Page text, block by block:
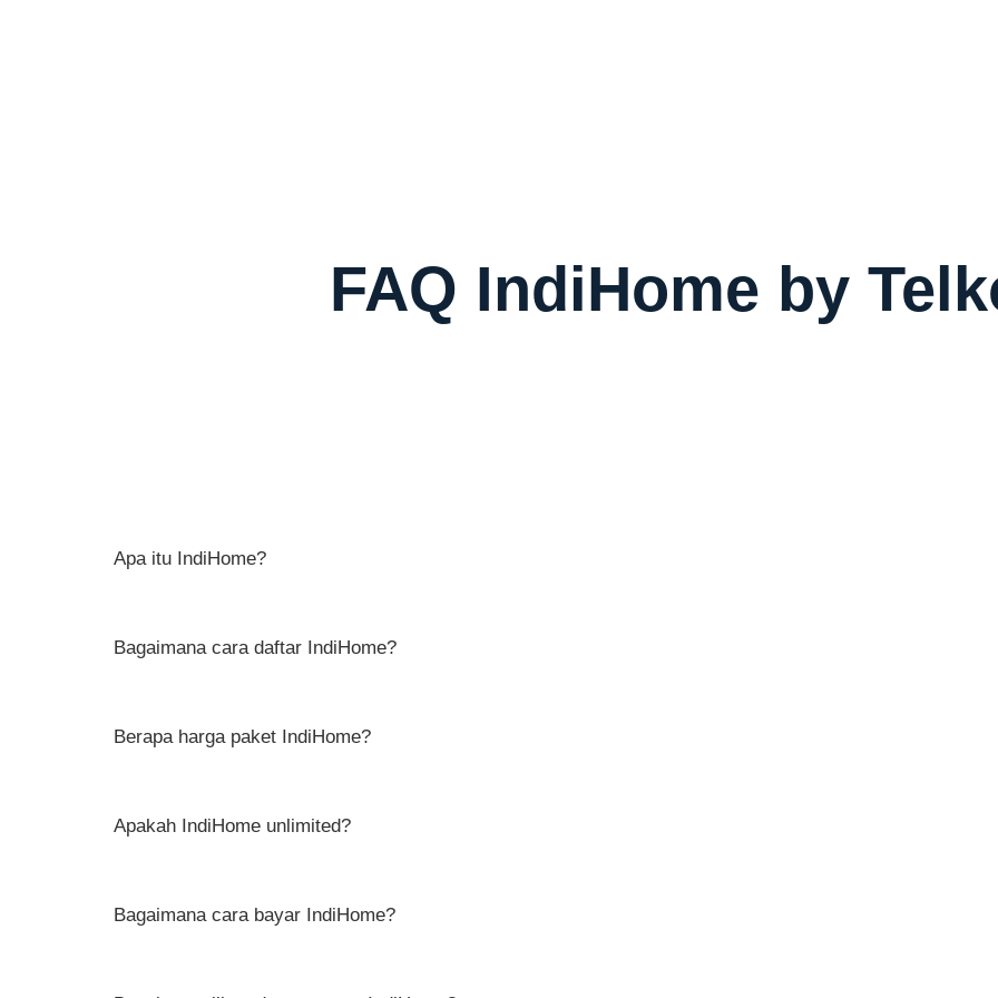
FAQ IndiHome by
Apa itu IndiHome?
Bagaimana cara daftar IndiHome?
Berapa harga paket IndiHome?
Apakah IndiHome unlimited?
Bagaimana cara bayar IndiHome?